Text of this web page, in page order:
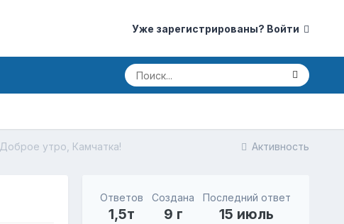
Уже зарегистрированы? Войти
Активность
Доброе утро, Камчатка!
Ответов
1,5т
Создана
9 г
Последний ответ
15 июль